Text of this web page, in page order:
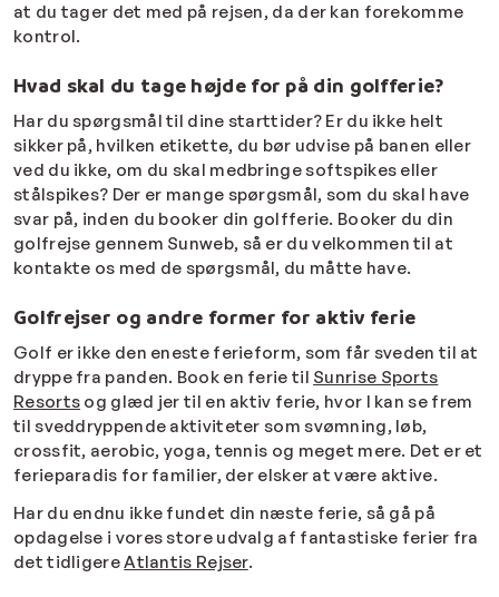
at du tager det med på rejsen, da der kan forekomme
kontrol.
Hvad skal du tage højde for på din golfferie?
Har du spørgsmål til dine starttider? Er du ikke helt
sikker på, hvilken etikette, du bør udvise på banen eller
ved du ikke, om du skal medbringe softspikes eller
stålspikes? Der er mange spørgsmål, som du skal have
svar på, inden du booker din golfferie. Booker du din
golfrejse gennem Sunweb, så er du velkommen til at
kontakte os med de spørgsmål, du måtte have.
Golfrejser og andre former for aktiv ferie
Golf er ikke den eneste ferieform, som får sveden til at
dryppe fra panden. Book en ferie til Sunrise Sports
Resorts og glæd jer til en aktiv ferie, hvor I kan se frem
til sveddryppende aktiviteter som svømning, løb,
crossfit, aerobic, yoga, tennis og meget mere. Det er et
ferieparadis for familier, der elsker at være aktive.
Har du endnu ikke fundet din næste ferie, så gå på
opdagelse i vores store udvalg af fantastiske ferier fra
det tidligereAtlantis Rejser.